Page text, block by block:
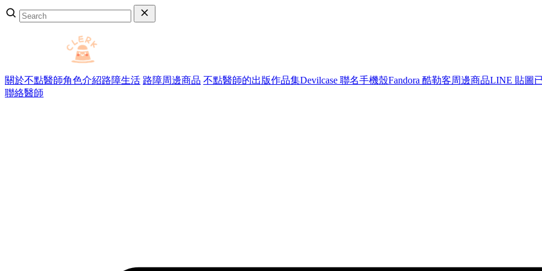
關於不點醫師角色介紹路障生活 路障周邊商品 不點醫師的出版作品集Devilcase 聯名手機殼Fandora 酷勒客周邊商品LINE 貼圖
聯絡醫師